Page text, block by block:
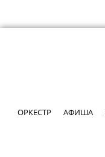
ОРКЕСТР АФИША